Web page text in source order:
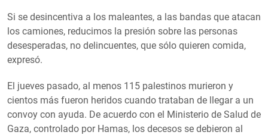
Si se desincentiva a los maleantes, a las bandas que atacan
los camiones, reducimos la presión sobre las personas
desesperadas, no delincuentes, que sólo quieren comida,
expresó.
El jueves pasado, al menos 115 palestinos murieron y
cientos más fueron heridos cuando trataban de llegar a un
convoy con ayuda. De acuerdo con el Ministerio de Salud de
Gaza, controlado por Hamas, los decesos se debieron al